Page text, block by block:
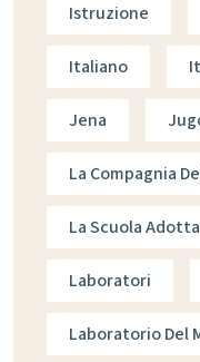
Istruzione
Italiano
Jena
La Compagnia
La Scuola
Laboratori
Laboratorio Del